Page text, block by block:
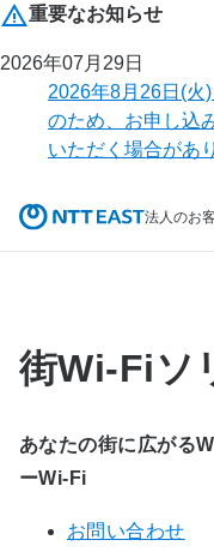
重要なお知らせ
2026年07月29日
2026年8月26日(火
のため、お申し込
いただく場合があ
法人のお
街Wi-Fiソ
あなたの街に広がる
ーWi-Fi
お問い合わせ